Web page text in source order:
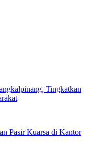
Tingkatkan
Pasir Kuarsa di Kantor